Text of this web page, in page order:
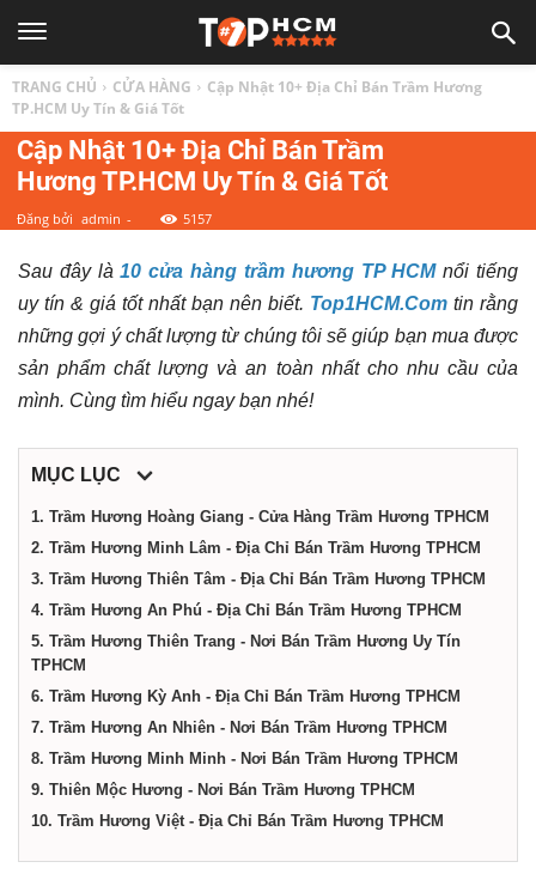
1
HCM
Top
địa
điểm,
dịch
vụ
Thành
phố
TRANG CHỦ CỬA HÀNG
Cập Nhật 10+ Địa Chỉ Bán Trầm Hương
TP.HCM Uy Tín & Giá Tốt
Cập Nhật 10+ Địa Chỉ Bán Trầm
Hương TP.HCM Uy Tín & Giá Tốt
Đăng bởi admin - 5157
Sau đây là10 cửa hàng trầm hương TP HCMnổi tiếng
uy tín & giá tốt nhất bạn nên biết. Top1HCM.Com tin rằng
những gợi ý chất lượng từ chúng tôi sẽ giúp bạn mua được
sản phẩm chất lượng và an toàn nhất cho nhu cầu của
mình. Cùng tìm hiểu ngay bạn nhé!
MỤC LỤC
1. Trầm Hương Hoàng Giang - Cửa Hàng Trầm Hương TPHCM
2. Trầm Hương Minh Lâm - Địa Chỉ Bán Trầm Hương TPHCM
3. Trầm Hương Thiên Tâm - Địa Chỉ Bán Trầm Hương TPHCM
4. Trầm Hương An Phú - Địa Chỉ Bán Trầm Hương TPHCM
5. Trầm Hương Thiên Trang - Nơi Bán Trầm Hương Uy Tín
TPHCM
6. Trầm Hương Kỳ Anh - Địa Chỉ Bán Trầm Hương TPHCM
7. Trầm Hương An Nhiên - Nơi Bán Trầm Hương TPHCM
8. Trầm Hương Minh Minh - Nơi Bán Trầm Hương TPHCM
9. Thiên Mộc Hương - Nơi Bán Trầm Hương TPHCM
10. Trầm Hương Việt - Địa Chỉ Bán Trầm Hương TPHCM